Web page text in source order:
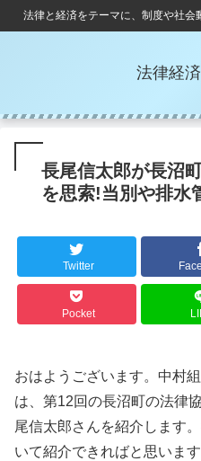
法律と経済をテーマに、制度や社会
法律経
長尾信太郎が長沼
を思索!当別や排水
Twitter
Pocket
おはようございます。中村
は、第12回の長沼町の法律
尾信太郎さんを紹介します
いて紹介できればと思いま